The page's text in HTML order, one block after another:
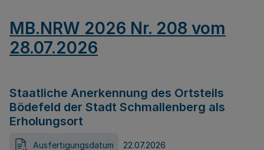
MB.NRW 2026 Nr. 208 vom
28.07.2026
Staatliche Anerkennung des Ortsteils
Bödefeld der Stadt Schmallenberg als
Erholungsort
Ausfertigungsdatum 22.07.2026